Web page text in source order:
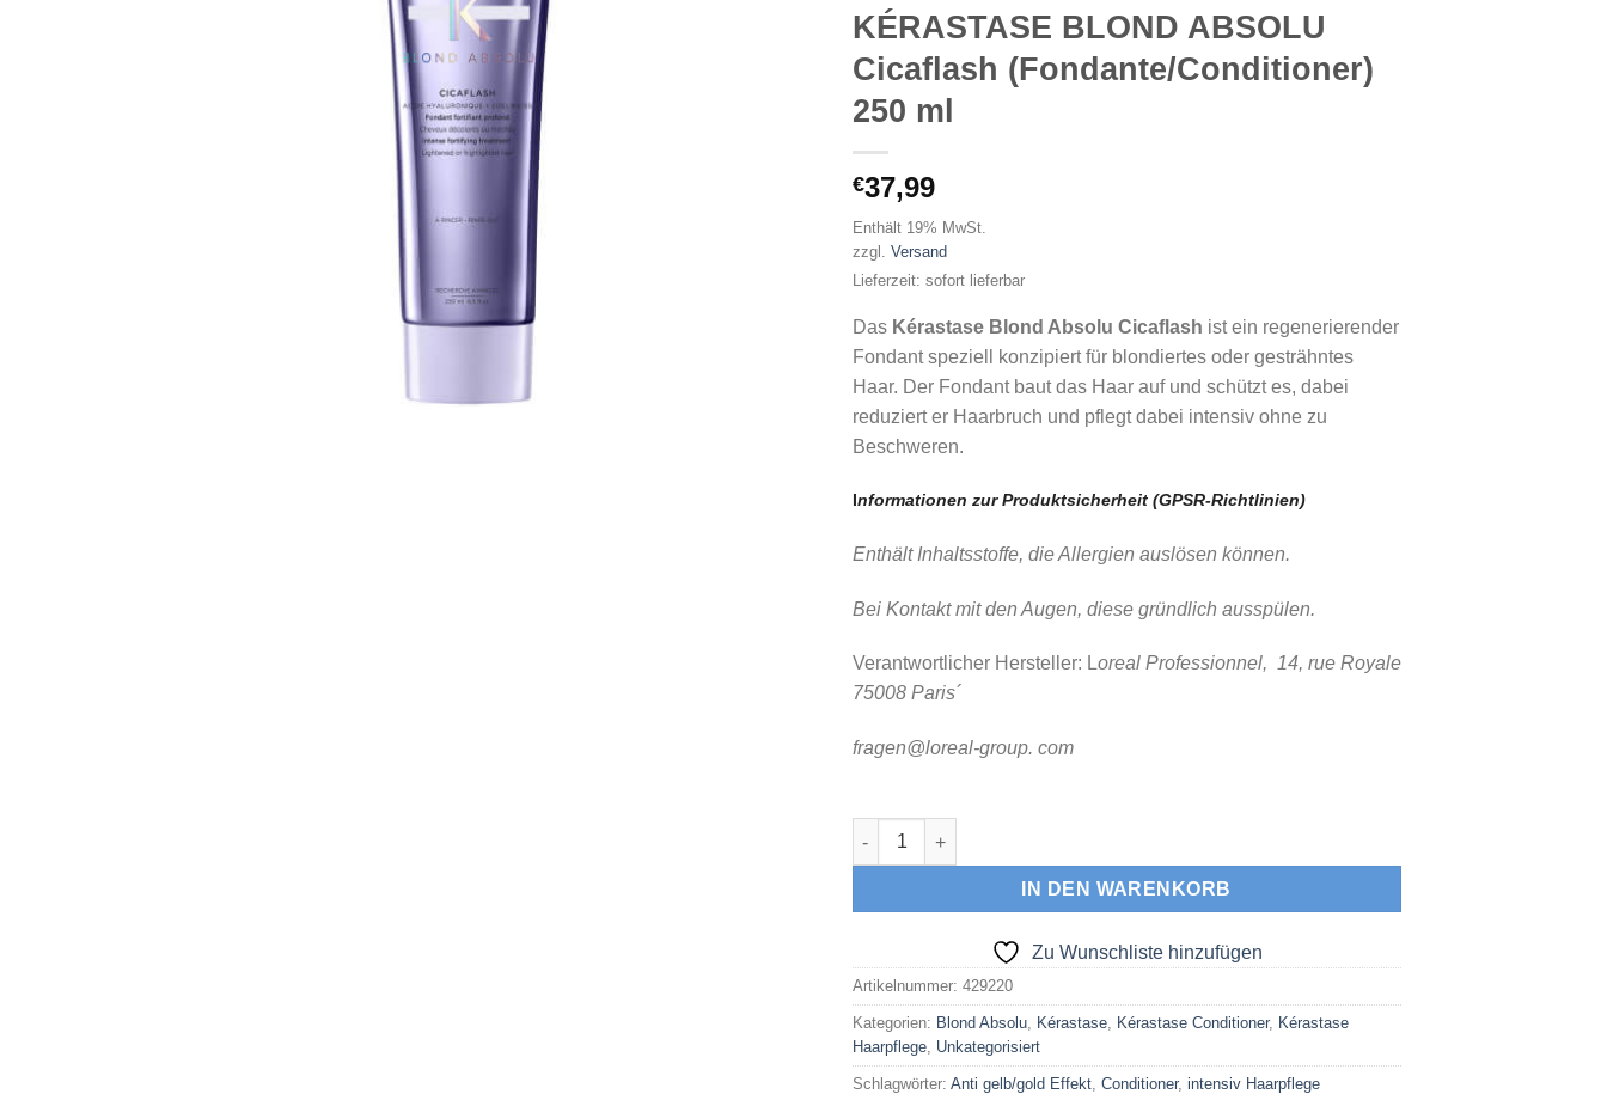
KÉRASTASE BLOND ABSOLU
Cicaflash (Fondante/Conditioner)
250 ml
€37,99
Enthält 19% MwSt.
zzgl. Versand
Lieferzeit: sofort lieferbar
Das Kérastase Blond Absolu Cicaflash ist ein regenerierender
Fondant speziell konzipiert für blondiertes oder gesträhntes
Haar. Der Fondant baut das Haar auf und schützt es, dabei
reduziert er Haarbruch und pflegt dabei intensiv ohne zu
Beschweren.
Informationen zur Produktsicherheit (GPSR-Richtlinien)
Enthält Inhaltsstoffe, die Allergien auslösen können.
Bei Kontakt mit den Augen, diese gründlich ausspülen.
Verantwortlicher Hersteller: Loreal Professionnel, 14, rue Royale
75008 Paris´
fragen@loreal-group. com
KÉRASTASE BLOND ABSOLU Cicaflash (Fondante/Conditioner) 250 ml Menge
IN DEN WARENKORB
Zu Wunschliste hinzufügen
Artikelnummer: 429220
Kategorien: Blond Absolu, Kérastase, Kérastase Conditioner, Kérastase
Haarpflege, Unkategorisiert
Schlagwörter: Anti gelb/gold Effekt, Conditioner, intensiv Haarpflege